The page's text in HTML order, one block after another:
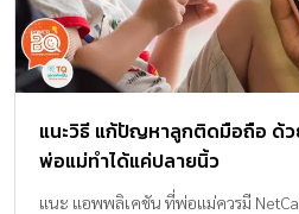
แนะวิธี แก้ปัญหาลูกติดมือถือ ด้
พ่อแม่ทำได้แค่ปลายนิ้ว
แนะ แอพพลิเคชัน ที่พ่อแม่ควรมี